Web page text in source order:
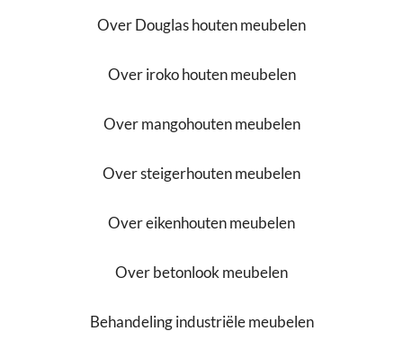
Over Douglas houten meubelen
Over iroko houten meubelen
Over mangohouten meubelen
Over steigerhouten meubelen
Over eikenhouten meubelen
Over betonlook meubelen
Behandeling industriële meubelen